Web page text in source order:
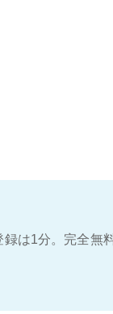
は1分。完全無料